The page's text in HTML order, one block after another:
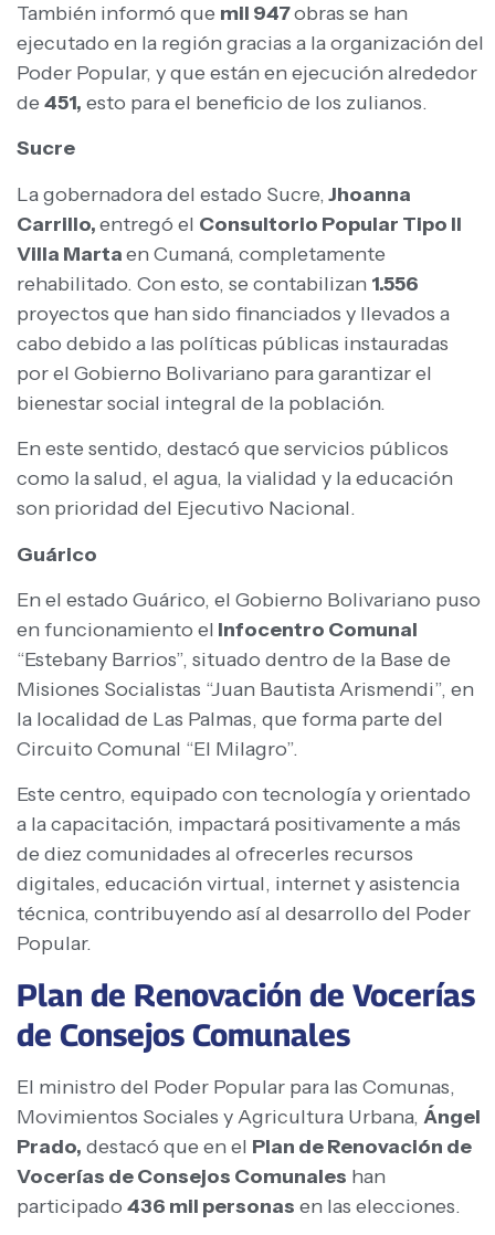
También informó que mil 947obras se han
ejecutado en la región gracias a la organización del
Poder Popular, y que están en ejecución alrededor
de 451, esto para el beneficio de los zulianos.
Sucre
La gobernadora del estado Sucre,Jhoanna
Carrillo,entregó el Consultorio Popular Tipo II
Villa Martaen Cumaná, completamente
rehabilitado. Con esto, se contabilizan 1.556
proyectos que han sido financiados y llevados a
cabo debido a las políticas públicas instauradas
por el Gobierno Bolivariano para garantizar el
bienestar social integral de la población.
En este sentido, destacó que servicios públicos
como la salud, el agua, la vialidad y la educación
son prioridad del Ejecutivo Nacional.
Guárico
En el estado Guárico, el Gobierno Bolivariano puso
en funcionamiento el Infocentro Comunal
“Estebany Barrios”, situado dentro de la Base de
Misiones Socialistas “Juan Bautista Arismendi”, en
la localidad de Las Palmas, que forma parte del
Circuito Comunal “El Milagro”.
Este centro, equipado con tecnología y orientado
a la capacitación, impactará positivamente a más
de diez comunidades al ofrecerles recursos
digitales, educación virtual, internet y asistencia
técnica, contribuyendo así al desarrollo del Poder
Popular.
Plan de Renovación de Vocerías
de Consejos Comunales
El ministro del Poder Popular para las Comunas,
Movimientos Sociales y Agricultura Urbana, Ángel
Prado, destacó que en el Plan de Renovación de
Vocerías de Consejos Comunales han
participado 436 mil personas en las elecciones.